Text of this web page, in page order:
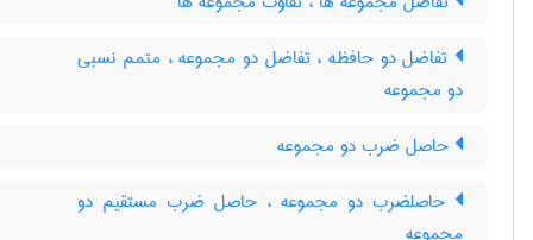
تفاضل دو حافظه ، تفاضل دو مجموعه ، متمم نسبی
دو مجموعه
حاصل ضرب دو مجموعه
حاصلضرب دو مجموعه ، حاصل ضرب مستقیم دو